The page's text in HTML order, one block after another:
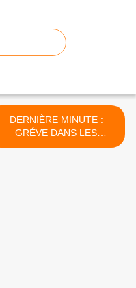
DERNIÈRE MINUTE :
GRÉVE DANS LES
ECOLES DE COLOMBES